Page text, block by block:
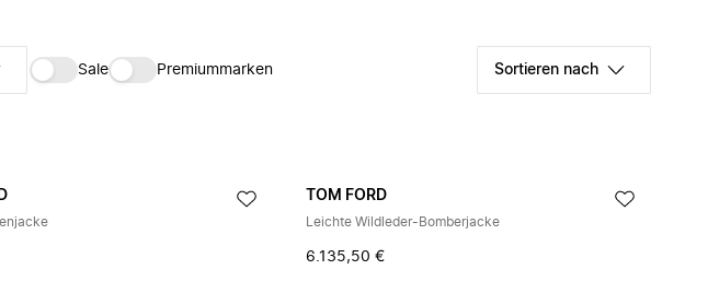
Sale Premiummarken Sortieren nach
TOM FORD
Leichte Wildleder-Bomberjacke
6.135,50 €